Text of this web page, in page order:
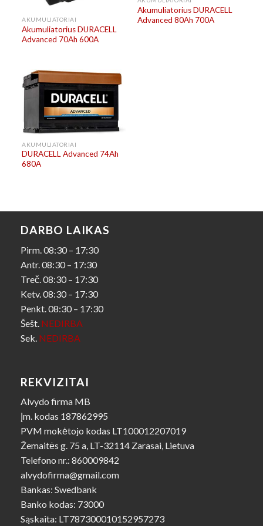
AKUMULIATORIAI
Akumuliatorius DURACELL
Advanced 70Ah 600A
Akumuliatorius DURACELL
Advanced 80Ah 700A
AKUMULIATORIAI
DURACELL Advanced 74Ah
680A
DARBO LAIKAS
Pirm. 08:30 – 17:30
Antr. 08:30 – 17:30
Treč. 08:30 – 17:30
Ketv. 08:30 – 17:30
Penkt. 08:30 – 17:30
Šešt. NEDIRBA
Sek. NEDIRBA
REKVIZITAI
Alvydo firma MB
Įm. kodas 187862995
PVM mokėtojo kodas LT100012207019
Žemaitės g. 75 a, LT-32114 Zarasai, Lietuva
Telefono nr.: 860009842
alvydofirma@gmail.com
Bankas: Swedbank
Banko kodas: 73000
Sąskaita: LT787300010152957273